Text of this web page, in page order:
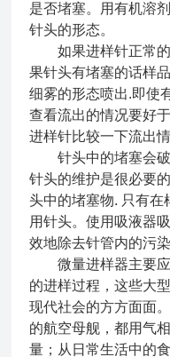
是否堵塞。用有机溶
针头的形态。
如果进样针正常的
果针头有堵塞的话样
细雾的形态喷出.即使
查看流出的情况要好
进样针比较一下流出情
针头中的堵塞会破
针头的维护是很必要
头中的堵塞物. 只有在
用针头。使用吸液器
效地除去针管内的污染
微量进样器主要应
的进样过程，这些大
现代社会的方方面面
的航空母舰，都用气
量；从日常生活中的